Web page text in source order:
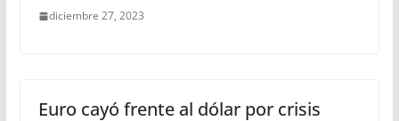
diciembre 27, 2023
Euro cayó frente al dólar por crisis